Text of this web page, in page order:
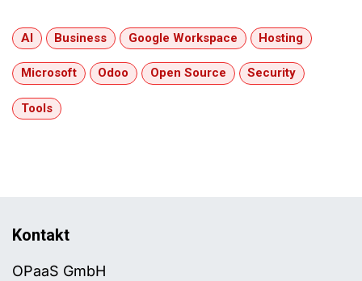
AI Business Google Workspace Hosting
Microsoft Odoo Open Source Security
Tools
Kontakt
OPaaS GmbH